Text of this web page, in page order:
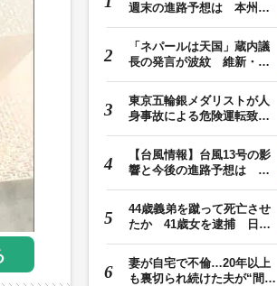
週末の進路予想は 本州は
「ネパールは天国」蔵内議
長の発言が波紋 維新・吉
東京五輪銀メダリストが人
身事故による危険運転致傷
【台風情報】台風13号の影
響と今後の進路予想は 沖
44歳義弟を蹴って死亡させ
たか 41歳女を逮捕 日頃
妻が自宅で不倫…20年以上
も裏切られ続けた夫が“間